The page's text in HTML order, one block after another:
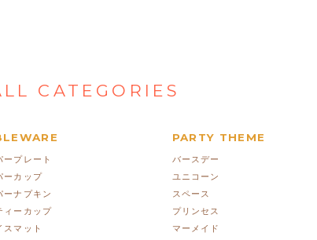
CATEGORIES
ープレート
ーカップ
ーナプキン
ィーカップ
スマット
PARTY THEME
バースデー
ユニコーン
スペース
プリンセス
マーメイド